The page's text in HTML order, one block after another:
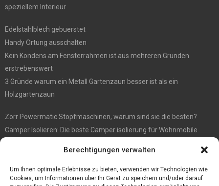
Berechtigungen verwalten
Um Ihnen optimale Erlebnisse zu bieten, verwenden wir Technologien wie
Cookies, um Informationen über Ihr Gerät zu speichern und/oder darauf
speziellem Interieur
Edelstahlblech gebuerstet
Handy Ortung ausschalten
Kein Kondens am Fensterrahmen ist aus mehreren Gründen
erstrebenswert
3 Gründe warum ein Metall Gartenzaun besser ist als ein
Holzgartenzaun
Zorr Powermatic Stopfmaschinen, warum sind sie die besten?
Camper Isolieren: Die beste Camper isolierung für Wohnmobile
Immobilienmakler Gökay Gündüz
Masterarbeit auf Englisch: Anleitung zum Verfassen